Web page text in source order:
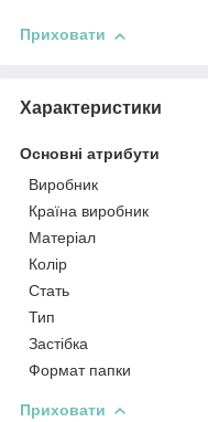
Приховати
Характеристики
Основні атрибути
Виробник
Країна виробник
Матеріал
Колір
Стать
Тип
Застібка
Формат папки
Приховати